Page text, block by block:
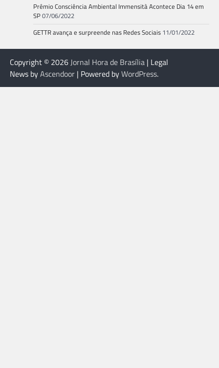
Prêmio Consciência Ambiental Immensità Acontece Dia 14 em
SP07/06/2022
GETTR avança e surpreende nas Redes Sociais 11/01/2022
Copyright © 2026Jornal Hora de Brasília | Legal
News byAscendoor | Powered byWordPress.